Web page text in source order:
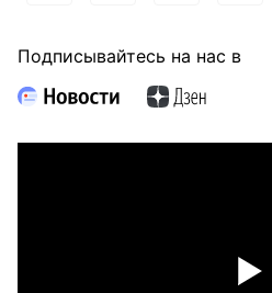
Подписывайтесь на нас в